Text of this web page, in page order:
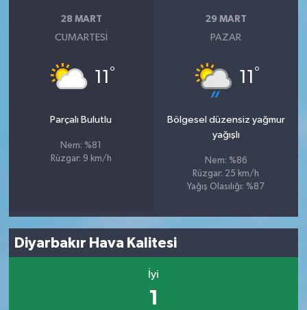
28 MART
CUMARTESI
11 °
Parçalı Bulutlu
Nem: %81
Rüzgar: 9 km/h
29 MART
PAZAR
11 °
Bölgesel düzensiz yağmur
yağışlı
Nem: %86
Rüzgar: 25 km/h
Yağış Olasılığı: %87
Diyarbakır Hava Kalitesi
İyi
1